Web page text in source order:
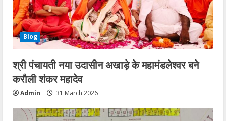
Blog
श्री पंचायती नया उदासीन अखाड़े के महामंडलेश्वर बने
करौली शंकर महादेव
Admin 31 March 2026